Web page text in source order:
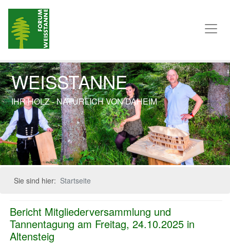
WEISSTANNE
IHR HOLZ - NATÜRLICH VON DAHEIM
Previous Next
Sie sind hier: Startseite
Bericht Mitgliederversammlung und
Tannentagung am Freitag, 24.10.2025 in
Altensteig